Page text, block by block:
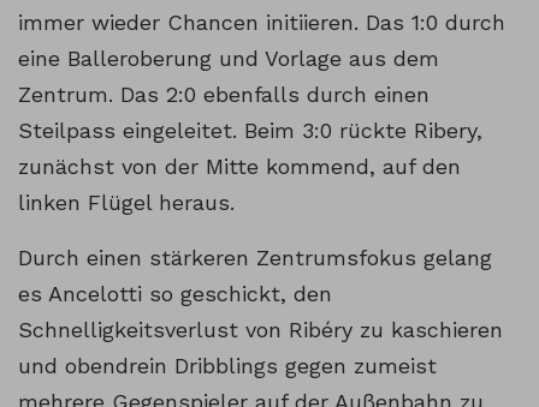
immer wieder Chancen initiieren. Das 1:0 durch
eine Balleroberung und Vorlage aus dem
Zentrum. Das 2:0 ebenfalls durch einen
Steilpass eingeleitet. Beim 3:0 rückte Ribery,
zunächst von der Mitte kommend, auf den
linken Flügel heraus.
Durch einen stärkeren Zentrumsfokus gelang
es Ancelotti so geschickt, den
Schnelligkeitsverlust von Ribéry zu kaschieren
und obendrein Dribblings gegen zumeist
mehrere Gegenspieler auf der Außenbahn zu